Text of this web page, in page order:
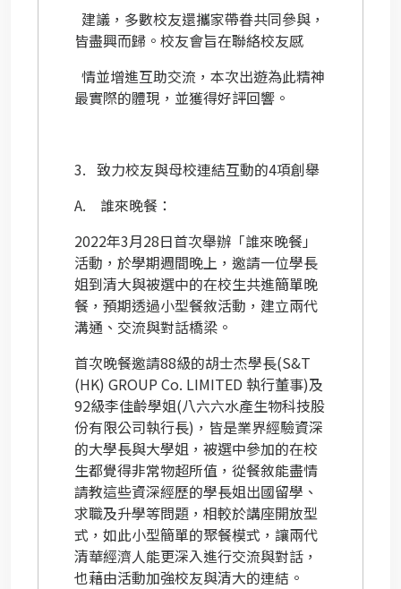
建議，多數校友還攜家帶眷共同參與，
皆盡興而歸。校友會旨在聯絡校友感
情並增進互助交流，本次出遊為此精神
最實際的體現，並獲得好評回響。
3. 致力校友與母校連結互動的4項創舉
A. 誰來晚餐：
2022年3月28日首次舉辦「誰來晚餐」
活動，於學期週間晚上，邀請一位學長
姐到清大與被選中的在校生共進簡單晚
餐，預期透過小型餐敘活動，建立兩代
溝通、交流與對話橋梁。
首次晚餐邀請88級的胡士杰學長(S&T
(HK) GROUP Co. LIMITED 執行董事)及
92級李佳齡學姐(八六六水產生物科技股
份有限公司執行長) ，皆是業界經驗資深
的大學長與大學姐，被選中參加的在校
生都覺得非常物超所值，從餐敘能盡情
請教這些資深經歷的學長姐出國留學、
求職及升學等問題，相較於講座開放型
式，如此小型簡單的聚餐模式，讓兩代
清華經濟人能更深入進行交流與對話，
也藉由活動加強校友與清大的連結。